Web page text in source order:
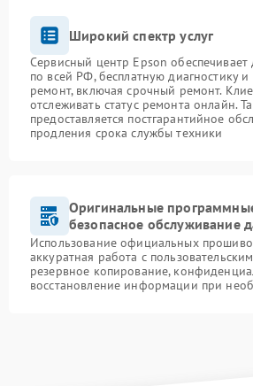
Широкий спектр услуг
Сервисный центр Epson обеспечивает
по всей РФ, бесплатную диагностику и
ремонт, включая срочный ремонт.
отслеживать статус ремонта онлайн.
предоставляется постгарантийное
продления срока службы техники
Оригинальные
безопасное обслуживание
Использование официальных
аккуратная работа с
резервное копирование,
восстановление информации при